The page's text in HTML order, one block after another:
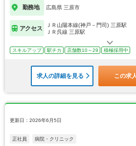
勤務地 広島県 三原市
アクセス
ＪＲ山陽本線(神戸－門司) 三原駅
ＪＲ呉線 三原駅
スキルアップ 駅チカ 店舗数10～29 積極採用中
求人の詳細を見る この求
更新日：2026年6月5日
正社員 病院・クリニック